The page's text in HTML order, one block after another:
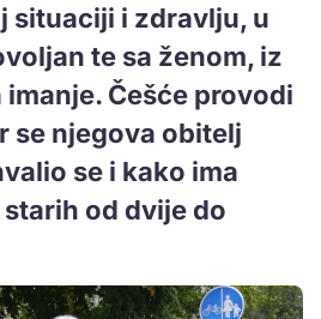
situaciji i zdravlju, u
te sa ženom, iz
Češće provodi
se njegova obitelj
se i kako ima
od dvije do